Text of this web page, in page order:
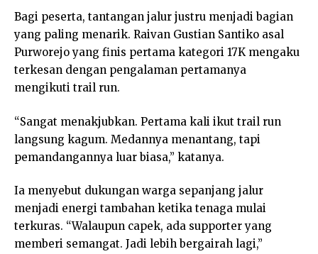
Bagi peserta, tantangan jalur justru menjadi bagian
yang paling menarik. Raivan Gustian Santiko asal
Purworejo yang finis pertama kategori 17K mengaku
terkesan dengan pengalaman pertamanya
mengikuti trail run.
“Sangat menakjubkan. Pertama kali ikut trail run
langsung kagum. Medannya menantang, tapi
pemandangannya luar biasa,” katanya.
Ia menyebut dukungan warga sepanjang jalur
menjadi energi tambahan ketika tenaga mulai
terkuras. “Walaupun capek, ada supporter yang
memberi semangat. Jadi lebih bergairah lagi,”